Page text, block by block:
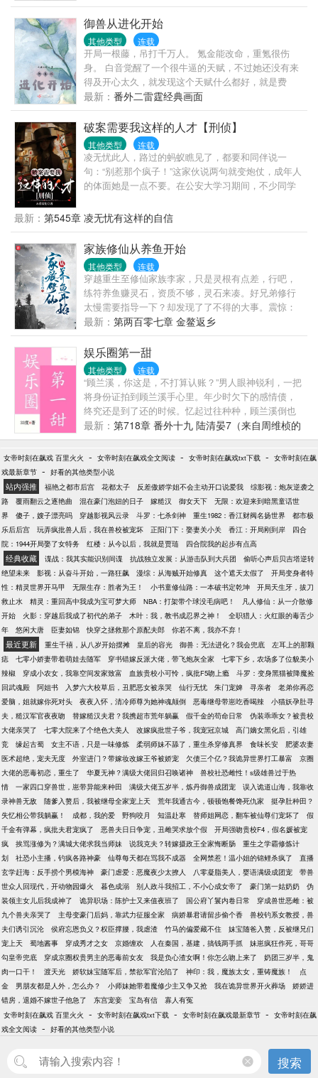
御兽从进化开始
其他类型 连载
开局一根藤，吊打千万人。 氪金能改命，重氪很伤
身。 白音觉醒了一个很牛逼的天赋，不过她还没有来
得及开心太久，就发现这个天赋什么都好，就是费
钱。在白音身上，钱意味着什么，意味着命。 这天
赋，费钱又费命。 她也是一个有许多目标的人，比如
说她的其中一个小目标就是进入到她父母当年身死的
秘境，一定要让里面的凶兽在她的调教之下学会做人
的道理。 后来，白音就成为了凶手口中最恶毒的女
人...... （各位读者老爷富婆们，收藏，评论，我的挚
爱！） 扫雷：本文目前应该无cp，可能到了后期水到
渠成会出现，但是目前没有。
最新： 番外二雷霆经典画面
破案需要我这样的人才【刑侦】
其他类型 连载
凌无忧此人，路过的蚂蚁瞧见了，都要和同伴说一
句：“别惹那个疯子！”这家伙说两句就变炮仗，成年人
的体面她是一点不要。在公安大学习期间，不少同学
穷呢？后来疯子成为了一名光荣的警察，嘴上说着“这
钱少事多的破工作谁爱干谁干”，但破案追凶永远冲第
一。刑警大队的队长看着满桌子的投诉单，日日天人
交战，爱恨纠缠：问，徒儿太会惹事了，想抄她鱿鱼
但是舍不得怎么破？人美钱多的大少爷时垣每日对她
贴心问候：“再不找男朋友你就老了。”凌无忧：“关你
屁事？”时垣：“。”---非传统良善女主X绿茶男主女主会
成长，现实向爽文，只虐渣
最新： 第545章 凌无忧有这样的自信
家族修仙从养鱼开始
其他类型 连载
穿越重生至修仙家族李家，只是灵根有点差，行吧，
练符养鱼赚灵石，资质不够，灵石来凑。好兄弟修行
太慢需要指导一下？却发现了了不得的大事。震惊：
四哥竟然是五灵根修士，却修出了三灵根的修练速
度。什么，老六竟然是暗灵根？我之前还怕你吃苦，
又怕你受累，才辛苦指导你修炼，你竟然是暗灵根！
好吧，李祥云第一次酸了。【凡人流】【家族流】
【种田流】
最新： 第两百零七章 金鳌返乡
娱乐圈第一甜
其他类型 连载
“顾兰溪，你这是，不打算认账？”男人眼神锐利，一把
将身份证拍到顾兰溪手心里。年少时欠下的感情债，
终究还是到了还的时候。忆起过往种种，顾兰溪倒也
没有反悔，第二天就跟着人去了民政局。==顶流男星
陆南亭22周岁当天领证闪婚，热搜屠榜足足一周有
余。结果风头刚过，人就跑去上了综艺，金句一句接
着一句：“闪婚？不存在闪婚。我从十七岁起，就在盼
着这一天了，之前不结，不是感情不允许，而是法律
不允许，懂？”“粉丝脱粉怎么办？实在没办法，我只能
回家吃软饭了。你们知道的吧？我老婆很会挣钱。”“她
是谁？哦，你们都认识，她不说我肯定不敢说。”“说说
她优点？她情绪稳定，我感情稳定。”主持
人：“……”倒也没人问你那么多。
最新： 第718章 番外十九 陆清晏7（来自周维桢的
5封信）
女帝时刻在飙戏 百里火火 - 女帝时刻在飙戏全文阅读 - 女帝时刻在飙戏txt下载 - 女帝时刻在飙
戏最新章节 - 好看的其他类型小说
站内强推 福艳之都市后宫 花都太子 反差傲娇学姐不会主动开口说爱我
综影视：炮灰逆袭之
路
覆雨翻云之逐艳曲 混在豪门泡妞的日子 嫁糙汉 御女天下
无限：欢迎来到暗黑童话世
界
傻子，嫂子漂亮吗 穿越影视风云录 斗罗：七杀剑神 重生1982：香江财阀名扬世界
都市极
乐后后宫
玩弄疯批兽人后，我在兽校被宠坏 正阳门下：娶妻关小关 香江：开局刚到岸
四合
院：1944开局娶了女特务
红楼：从今以后，我就是贾琏 四合院我的起步有点高
经典收藏 谍战：我其实能识别间谍 抗战独立发展：从游击队到大兵团
偷听心声后贝吉塔逆转
绝望未来
影视：从奋斗开始，一路狂飙 漫综：从海贼开始修真 这个遮天太假了
开局变身者特
性：精灵世界开马甲
无限生存：胜者为王！ 小书童修仙路：一本破书定乾坤
开局天生牙，拔刀
救止水
精灵：重回高中我成为宝可梦大师 NBA：打架带个球没毛病吧！
凡人修仙：从一介散修
开始
火影：穿越后我成了初代的弟子 木叶：我，教书成忍界之神！
全职猎人：火红眼的毒舌少
年
悠闲大唐 臣妻如锦 快穿之拯救那个原配夫郎 你若不离，我亦不弃！
最近更新 重生千禧，从八岁开始摆摊 皇后的容光 御兽：无法进化？我会兜底
左耳上的那颗
痣
七零小娇妻带着萌娃去随军 穿书错嫁反派大佬，带飞炮灰全家
七零下乡，农场多了位貌美小
辣椒
穿成小农女，我靠空间发家致富 血族贵校小可怜，疯批F5吻上瘾
斗罗：变身黑猫被降魔捡
回武魂殿
阿姐书 入梦六大校草后，丑肥恶女被亲哭 仙行无忧 朱门宠婢 寻亲者
老弟你再恋
爱脑，姐就嫁你死对头
夜夜入怀，清冷师尊为她神魂颠倒 恶毒继母带崽吃香喝辣
小猫妖孕肚寻
夫，糙汉军官夜夜吻
替嫁糙汉夫君？我携超市荒年躺赢 假千金的苟命日常
伪装乖乖女？被贵校
大佬亲哭了
七零大院来了个绝色大美人 改嫁疯批世子爷，我宠冠京城
高门嫡女黑化后，引雄
竞
缘起古蜀 女主不语，只是一味修炼 柔弱师妹不舔了，重生杀穿修真界 食味长安
肥婆农妻
医术超绝，宠夫无度
外室进门？带嫁妆改嫁王爷被娇宠 欠债三个亿？我诡异世界打工暴富
京圈
大佬的恶毒初恋，重生了
华夏无神？满级大佬回归召唤诸神
兽校社恐雌性！s级雄兽过于热
情
一家四口穿兽世，崽带异能来种田 满级大佬五岁半，炼丹御兽成团宠
误入诡道山海，我靠收
录神兽无敌
随爹入赘后，我被继母全家宠上天 荒年我通古今，顿顿饱餐馋死仇家
挺孕肚种田？
失忆相公带我躺赢！
成都，我的爱 野狗咬月 知温赴寒 替师姐网恋，翻车被仙尊们宠坏了
假
千金有弹幕，疯批夫君宠疯了
恶兽夫日日争宠，丑雌哭求放个假
开局强吻贵校F4，假名媛被宠
疯
挨骂涨修为？满城大佬求我当师妹 说我克夫？转嫁摄政王全家悔断肠
重生之学霸修炼计
划
社恐小主播，钓疯各路神豪 仙尊每天都在骂我不成器 全网禁惹！温小姐的锦鲤杀疯了
直播
玄学赶海：反手捞个男模海神
豪门虐爱：恶魔夜少太撩人 八零凝脂美人，婴语满级成团宠
带兽
世众人回现代，开动物园爆火
暮色成溺 别人政斗我招工，不小心成女帝了 豪门第一姑奶奶
伪
装领主女儿后我成神了
诡异职场：陈护士又来值夜班了 国公府丫鬟内卷日常
穿成兽世恶雌：被
九个兽夫亲哭了
主母变豪门后妈，靠武力征服全家 病娇暴君请留步偷个香
兽校钓系女教授，兽
夫们诱引沉沦
侯府忘恩负义？权臣撑腰，我虐渣 竹马的偏爱藏不住
妹宝随爸入赘，反被继兄们
宠上天
蜀地酱事 穿成秀才之女 京婚缠欢 人在秦国，基建，搞钱两手抓
妹崽疯狂作死，哥哥
勾皇帝兜底
穿成京圈权贵男主的恶毒前女友 我是负心渣女啊！你怎么吻上来了
奶团三岁半，鬼
肉一口干！
渡天光 娇软妹宝随军后，禁欲军官沦陷了 神印：我，魔族太女，重铸魔族！
点
金
男朋友都是人外，怎么办？ 小师妹她带着魔修少主又争又抢 我在诡异世界开火葬场
娇娇进
错房，退婚不嫁世子他急了
东宫宠妾 宝岛有信
寡人有冤
女帝时刻在飙戏 百里火火 - 女帝时刻在飙戏txt下载 - 女帝时刻在飙戏最新章节 - 女帝时刻在飙
戏全文阅读 - 好看的其他类型小说
搜索